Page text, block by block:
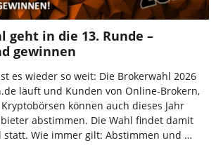
geht in die 13. Runde –
gewinnen
es wieder so weit: Die Brokerwahl 2026
läuft und Kunden von Online-Brokern,
können auch dieses Jahr
abstimmen. Die Wahl findet damit
statt. Wie immer gilt: Abstimmen und …